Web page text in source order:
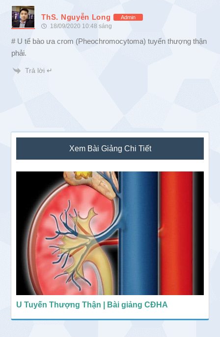
ThS. Nguyễn Long Admin
18/09/2020 10:48 sáng
# U tế bào ưa crom (Pheochromocytoma) tuyến thượng thận
phải.
Trả lời ↵
Sidebar
chính
Xem Bài Giảng Chi Tiết
U Tuyến Thượng Thận | Bài giảng CĐHA